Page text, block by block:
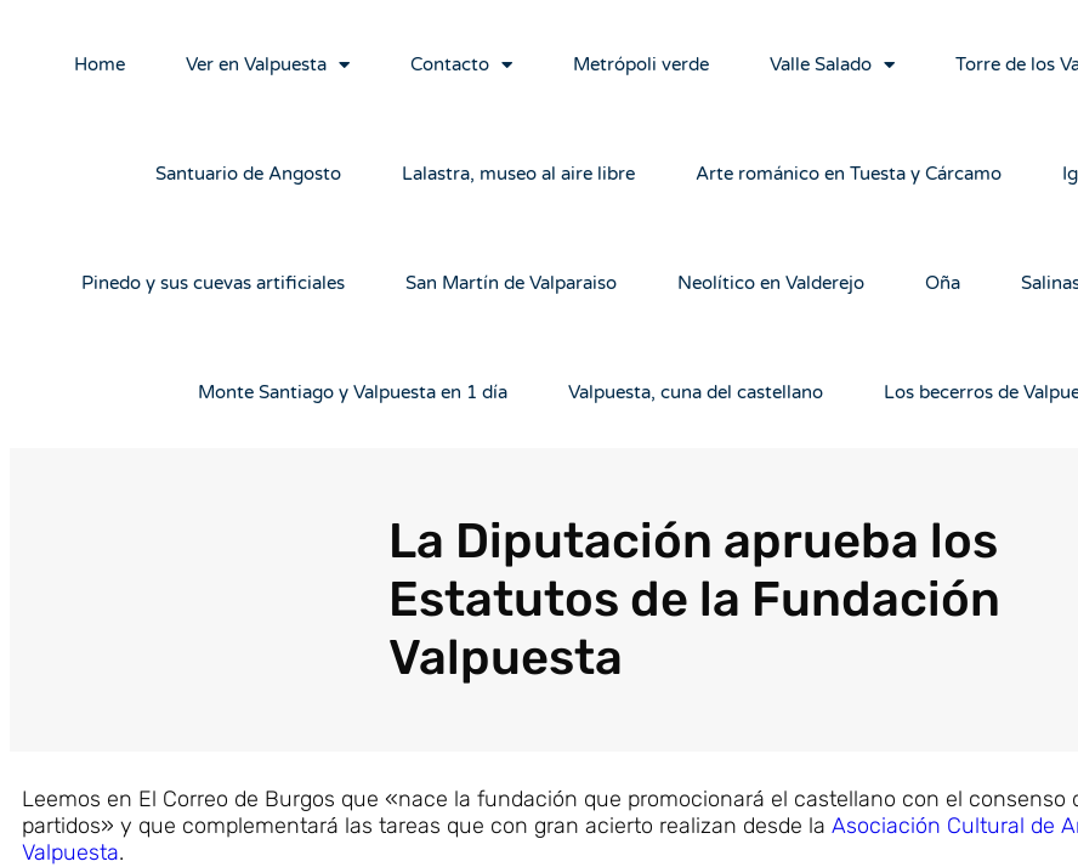
Home Ver en Valpuesta Contacto Metrópoli verde Valle Salado Torre de los
Santuario de Angosto Lalastra, museo al aire libre Arte románico en Tuesta y Cárcamo
Pinedo y sus cuevas artificiales San Martín de Valparaiso Neolítico en Valderejo Oña
Monte Santiago y Valpuesta en 1 día Valpuesta, cuna del castellano Los becerros de
La Diputación aprueba los
Estatutos de la Fundación
Valpuesta
Leemos en El Correo de Burgos que «nace la fundación que promocionará el castellano con el consenso
partidos» y que complementará las tareas que con gran acierto realizan desde la Asociación Cultural de
Valpuesta.